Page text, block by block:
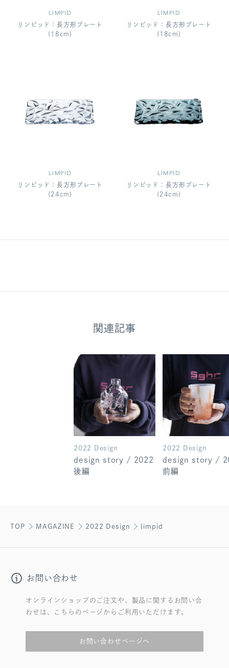
LIMPID
リンピッド：長方形プレート
(18cm)
LIMPID
リンピッド：長方形プレート
(18cm)
LIMPID
リンピッド：長方形プレート
(24cm)
LIMPID
リンピッド：長方形プレート
(24cm)
関連記事
2022 Design
design story / 2022
後編
2022 Design
design story /
前編
TOP MAGAZINE 2022 Design limpid
お問い合わせ
オンラインショップのご注文や、製品に関するお問い合
わせは、こちらのページからご利用いただけます。
お問い合わせページへ